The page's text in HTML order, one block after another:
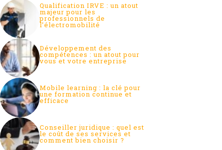
Qualification IRVE : un atout
majeur pour les
professionnels de
l’électromobilité
Développement des
compétences : un atout pour
vous et votre entreprise
Mobile learning : la clé pour
une formation continue et
efficace
Conseiller juridique : quel est
le coût de ses services et
comment bien choisir ?